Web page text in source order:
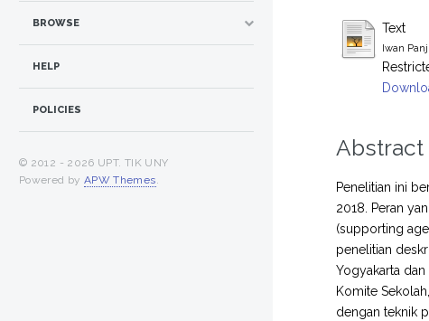
Text
Iwan
Abstract
Penelitian ini
2018. Peran
(supporting
penelitian
Yogyakarta
Komite
dengan teknik
BROWSE
HELP
POLICIES
© 2012 - 2026 UPT. TIK UNY
Powered by APW Themes